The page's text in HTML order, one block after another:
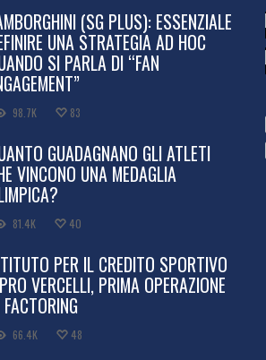
(SG PLUS): ESSENZIALE
UNA STRATEGIA AD HOC
SI PARLA DI “FAN
98.7K 83
GUADAGNANO GLI ATLETI
VINCONO UNA MEDAGLIA
81.4K 40
PER IL CREDITO SPORTIVO
VERCELLI, PRIMA OPERAZIONE
66.4K 48